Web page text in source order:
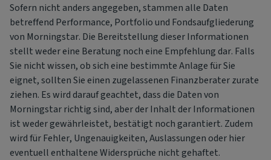
Sofern nicht anders angegeben, stammen alle Daten
betreffend Performance, Portfolio und Fondsaufgliederung
von Morningstar. Die Bereitstellung dieser Informationen
stellt weder eine Beratung noch eine Empfehlung dar. Falls
Sie nicht wissen, ob sich eine bestimmte Anlage für Sie
eignet, sollten Sie einen zugelassenen Finanzberater zurate
ziehen. Es wird darauf geachtet, dass die Daten von
Morningstar richtig sind, aber der Inhalt der Informationen
ist weder gewährleistet, bestätigt noch garantiert. Zudem
wird für Fehler, Ungenauigkeiten, Auslassungen oder hier
eventuell enthaltene Widersprüche nicht gehaftet.